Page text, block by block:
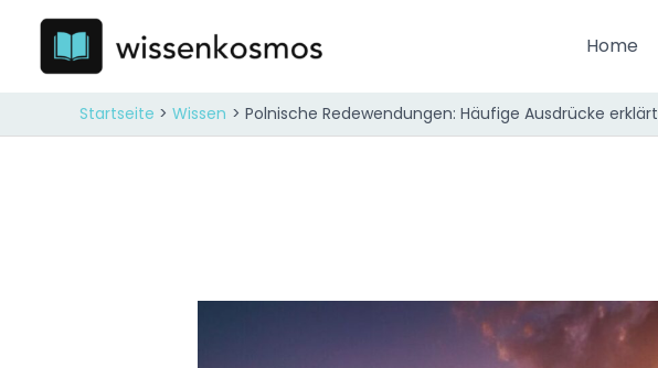
springen
Home
Startseite Wissen Polnische Redewendungen: Häufige Ausdrücke erklärt